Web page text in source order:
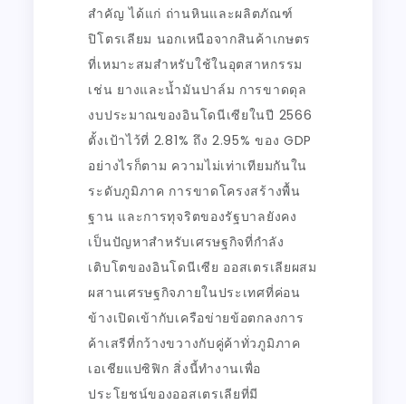
สำคัญ ได้แก่ ถ่านหินและผลิตภัณฑ์
ปิโตรเลียม นอกเหนือจากสินค้าเกษตร
ที่เหมาะสมสำหรับใช้ในอุตสาหกรรม
เช่น ยางและน้ำมันปาล์ม การขาดดุล
งบประมาณของอินโดนีเซียในปี 2566
ตั้งเป้าไว้ที่ 2.81% ถึง 2.95% ของ GDP
อย่างไรก็ตาม ความไม่เท่าเทียมกันใน
ระดับภูมิภาค การขาดโครงสร้างพื้น
ฐาน และการทุจริตของรัฐบาลยังคง
เป็นปัญหาสำหรับเศรษฐกิจที่กำลัง
เติบโตของอินโดนีเซีย ออสเตรเลียผสม
ผสานเศรษฐกิจภายในประเทศที่ค่อน
ข้างเปิดเข้ากับเครือข่ายข้อตกลงการ
ค้าเสรีที่กว้างขวางกับคู่ค้าทั่วภูมิภาค
เอเชียแปซิฟิก สิ่งนี้ทำงานเพื่อ
ประโยชน์ของออสเตรเลียที่มี